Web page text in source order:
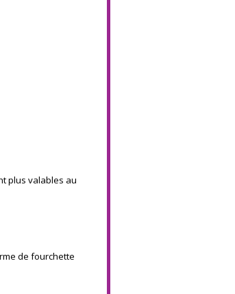
plus valables au
de fourchette